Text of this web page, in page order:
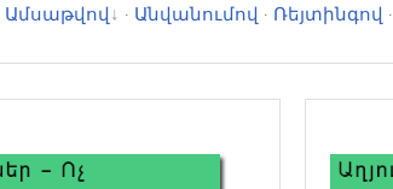
Ամսաթվով · Անվանումով · Ռեյտինգով ·